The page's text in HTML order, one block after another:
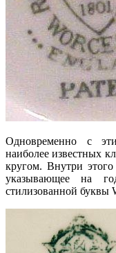
Одновременно с
наиболее известных
кругом. Внутри этого
указывающее на
стилизованной буквы